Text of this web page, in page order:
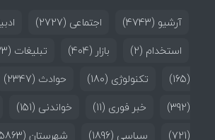
آرشیو (4743) اجتماعی (2727)
استخدام (2) بازار (404) تبلیغات (123)
(165)
تکنولوژی (180) حوادث (2347)
(392)
خبر فوری (11) خواندنی (151)
(721)
سیاسی (1896) شهرستان (5863)